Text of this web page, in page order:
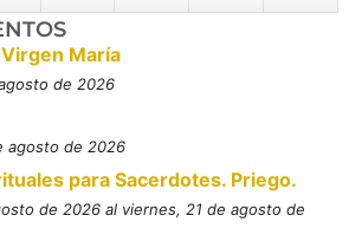
María
de 2026
agosto de 2026
para Sacerdotes. Priego.
de 2026 al viernes, 21 de agosto de